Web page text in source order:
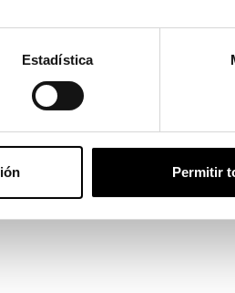
Estadística
Permitir